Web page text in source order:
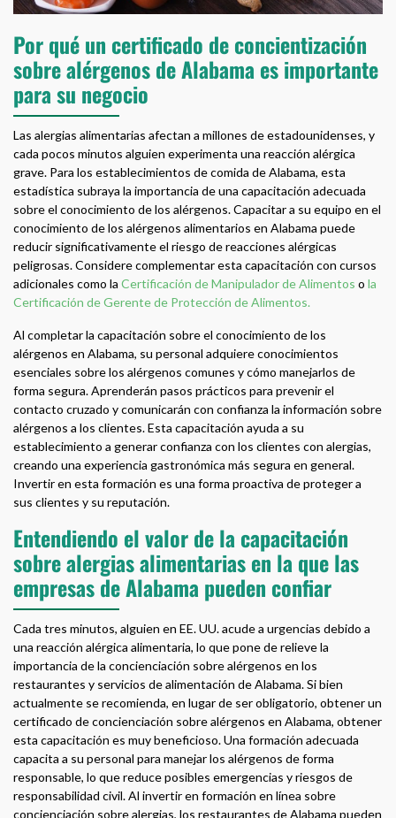
Por qué un certificado de concientización
sobre alérgenos de Alabama es importante
para su negocio
Las alergias alimentarias afectan a millones de estadounidenses, y
cada pocos minutos alguien experimenta una reacción alérgica
grave. Para los establecimientos de comida de Alabama, esta
estadística subraya la importancia de una capacitación adecuada
sobre el conocimiento de los alérgenos. Capacitar a su equipo en el
conocimiento de los alérgenos alimentarios en Alabama puede
reducir significativamente el riesgo de reacciones alérgicas
peligrosas. Considere complementar esta capacitación con cursos
adicionales como la Certificación de Manipulador de Alimentos o la
Certificación de Gerente de Protección de Alimentos.
Al completar la capacitación sobre el conocimiento de los
alérgenos en Alabama, su personal adquiere conocimientos
esenciales sobre los alérgenos comunes y cómo manejarlos de
forma segura. Aprenderán pasos prácticos para prevenir el
contacto cruzado y comunicarán con confianza la información sobre
alérgenos a los clientes. Esta capacitación ayuda a su
establecimiento a generar confianza con los clientes con alergias,
creando una experiencia gastronómica más segura en general.
Invertir en esta formación es una forma proactiva de proteger a
sus clientes y su reputación.
Entendiendo el valor de la capacitación
sobre alergias alimentarias en la que las
empresas de Alabama pueden confiar
Cada tres minutos, alguien en EE. UU. acude a urgencias debido a
una reacción alérgica alimentaria, lo que pone de relieve la
importancia de la concienciación sobre alérgenos en los
restaurantes y servicios de alimentación de Alabama. Si bien
actualmente se recomienda, en lugar de ser obligatorio, obtener un
certificado de concienciación sobre alérgenos en Alabama, obtener
esta capacitación es muy beneficioso. Una formación adecuada
capacita a su personal para manejar los alérgenos de forma
responsable, lo que reduce posibles emergencias y riesgos de
responsabilidad civil. Al invertir en formación en línea sobre
concienciación sobre alergias, los restaurantes de Alabama pueden